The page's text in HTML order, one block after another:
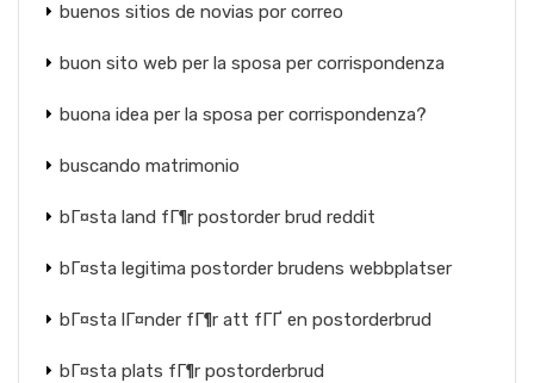
buenos sitios de novias por correo
buon sito web per la sposa per corrispondenza
buona idea per la sposa per corrispondenza?
buscando matrimonio
bГ¤sta land fГ¶r postorder brud reddit
bГ¤sta legitima postorder brudens webbplatser
bГ¤sta lГ¤nder fГ¶r att fГҐ en postorderbrud
bГ¤sta plats fГ¶r postorderbrud